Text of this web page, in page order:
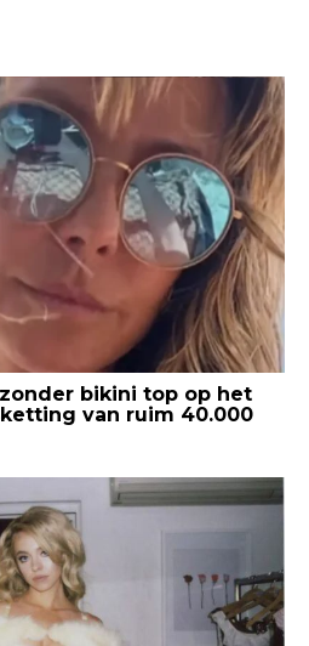
bikini top op het
van ruim 40.000